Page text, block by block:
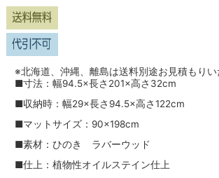
※北海道、沖縄、離島は送料別途お見積もりい
■寸法：幅94.5×長さ201×高さ32cm
■収納時：幅29×長さ94.5×高さ122cm
■マットサイズ：90×198cm
■素材：ひのき ラバーウッド
■仕上：植物性オイルステイン仕上